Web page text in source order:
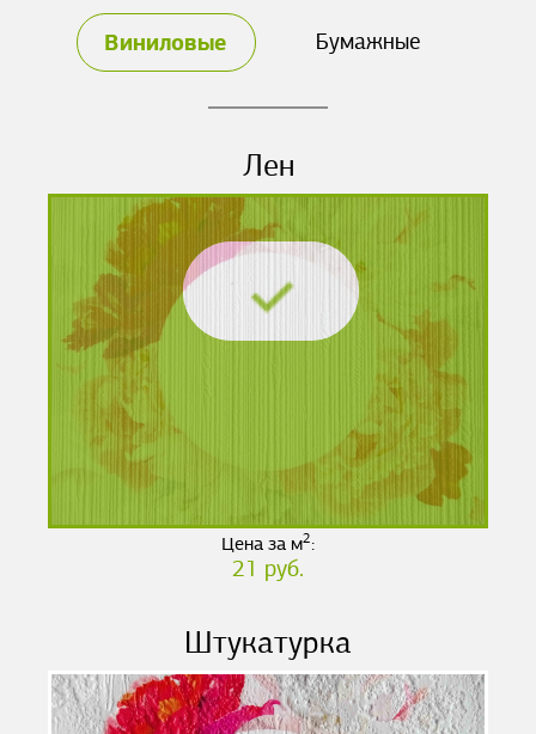
Виниловые Бумажные
Лен
Цена за м2:
21 руб.
Штукатурка